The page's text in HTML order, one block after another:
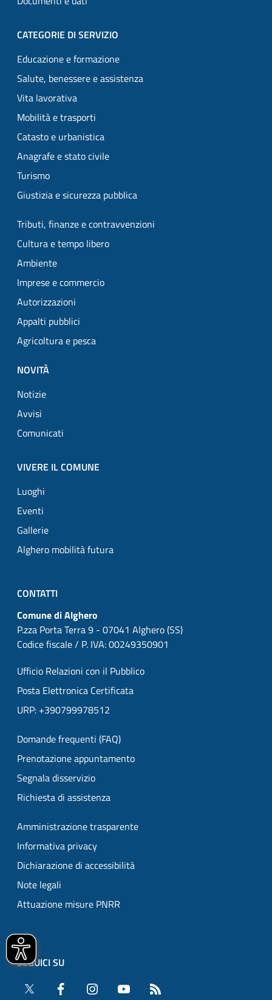
CATEGORIE DI SERVIZIO
Educazione e formazione
Salute, benessere e assistenza
Vita lavorativa
Mobilità e trasporti
Catasto e urbanistica
Anagrafe e stato civile
Turismo
Giustizia e sicurezza pubblica
Tributi, finanze e contravvenzioni
Cultura e tempo libero
Ambiente
Imprese e commercio
Autorizzazioni
Appalti pubblici
Agricoltura e pesca
NOVITÀ
Notizie
Avvisi
Comunicati
VIVERE IL COMUNE
Luoghi
Eventi
Gallerie
Alghero mobilità futura
CONTATTI
Comune di Alghero
P.zza Porta Terra 9 - 07041 Alghero (SS)
Codice fiscale / P. IVA: 00249350901
Ufficio Relazioni con il Pubblico
Posta Elettronica Certificata
URP: +390799978512
Domande frequenti (FAQ)
Prenotazione appuntamento
Segnala disservizio
Richiesta di assistenza
Amministrazione trasparente
Informativa privacy
Dichiarazione di accessibilità
Note legali
Attuazione misure PNRR
SEGUICI SU
Twitter
Facebook Instagram YouTube